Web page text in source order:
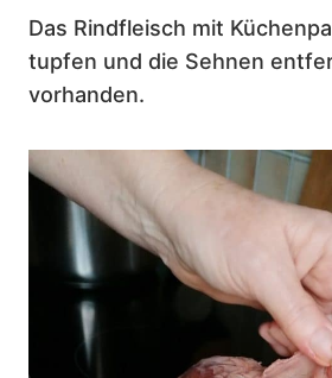
Das Rindfleisch mit
tupfen und die Sehnen
vorhanden.